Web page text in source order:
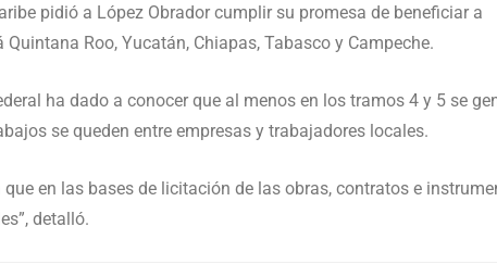
pidió a López Obrador cumplir su promesa de beneficiar a
Roo, Yucatán, Chiapas, Tabasco y Campeche.
ha dado a conocer que al menos en los tramos 4 y 5 se
se queden entre empresas y trabajadores locales.
en las bases de licitación de las obras, contratos e
detalló.